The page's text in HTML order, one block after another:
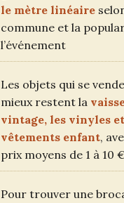
le mètre linéaire
commune et la
l’événement
Les objets qui se
mieux restent la
vintage, les vinyles
vêtements enfant,
prix moyens de 1 à 10
Pour trouver une